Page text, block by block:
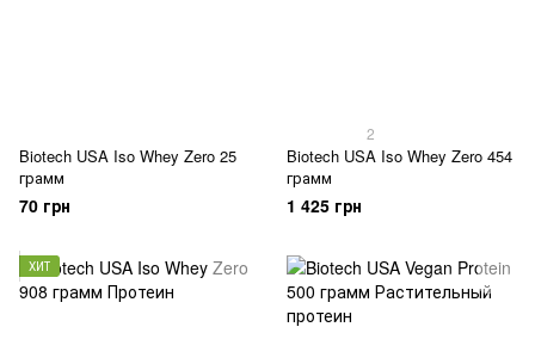
Biotech USA Iso Whey Zero 25
грамм
70 грн
2
Biotech USA Iso Whey Zero 454
грамм
1 425 грн
ХИТ